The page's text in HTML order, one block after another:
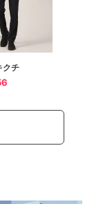
クチ